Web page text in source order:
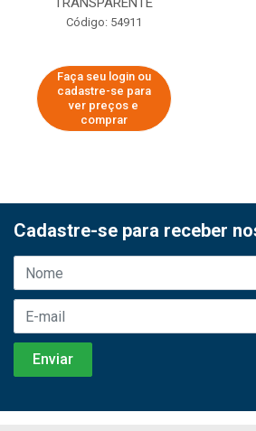
Código: 54911
Faça seu login ou
cadastre-se para
ver preços e
comprar
Cadastre-se para receber